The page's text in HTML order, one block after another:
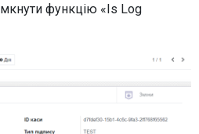
функцію «Is Log